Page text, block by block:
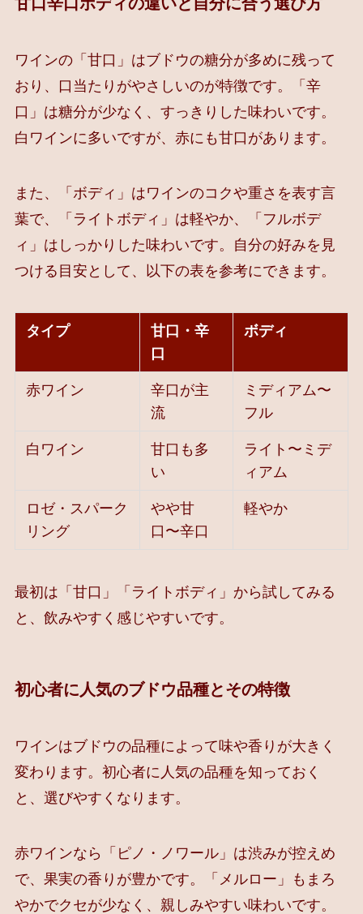
ワインの「甘口」はブドウの糖分が多めに残って
おり、口当たりがやさしいのが特徴です。「辛
口」は糖分が少なく、すっきりした味わいです。
白ワインに多いですが、赤にも甘口があります。
また、「ボディ」はワインのコクや重さを表す言
葉で、「ライトボディ」は軽やか、「フルボデ
ィ」はしっかりした味わいです。自分の好みを見
つける目安として、以下の表を参考にできます。
タイプ
甘口・辛
口
ボディ
赤ワイン
辛口が主
流
ミディアム〜
フル
白ワイン
甘口も多
い
ライト〜ミデ
ィアム
ロゼ・スパーク
リング
やや甘
口〜辛口
軽やか
最初は「甘口」「ライトボディ」から試してみる
と、飲みやすく感じやすいです。
初心者に人気のブドウ品種とその特徴
ワインはブドウの品種によって味や香りが大きく
変わります。初心者に人気の品種を知っておく
と、選びやすくなります。
赤ワインなら「ピノ・ノワール」は渋みが控えめ
で、果実の香りが豊かです。「メルロー」もまろ
やかでクセが少なく、親しみやすい味わいです。